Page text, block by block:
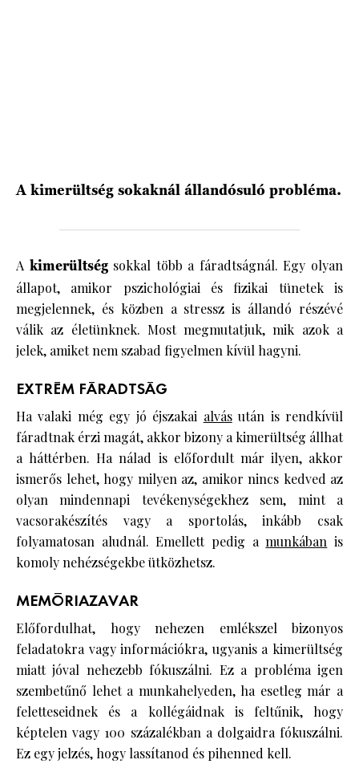
A kimerültség sokaknál állandósuló probléma.
A kimerültségsokkal több a fáradtságnál. Egy olyan
állapot, amikor pszichológiai és fizikai tünetek is
megjelennek, és közben a stressz is állandó részévé
válik az életünknek. Most megmutatjuk, mik azok a
jelek, amiket nem szabad figyelmen kívül hagyni.
EXTRÉM FÁRADTSÁG
Ha valaki még egy jó éjszakai alvásután is rendkívül
fáradtnak érzi magát, akkor bizony a kimerültség állhat
a háttérben. Ha nálad is előfordult már ilyen, akkor
ismerős lehet, hogy milyen az, amikor nincs kedved az
olyan mindennapi tevékenységekhez sem, mint a
vacsorakészítés vagy a sportolás, inkább csak
folyamatosan aludnál. Emellett pedig amunkában is
komoly nehézségekbe ütközhetsz.
MEMÓRIAZAVAR
Előfordulhat, hogy nehezen emlékszel bizonyos
feladatokra vagy információkra, ugyanis a kimerültség
miatt jóval nehezebb fókuszálni. Ez a probléma igen
szembetűnő lehet a munkahelyeden, ha esetleg már a
feletteseidnek és a kollégáidnak is feltűnik, hogy
képtelen vagy 100 százalékban a dolgaidra fókuszálni.
Ez egy jelzés, hogy lassítanod és pihenned kell.